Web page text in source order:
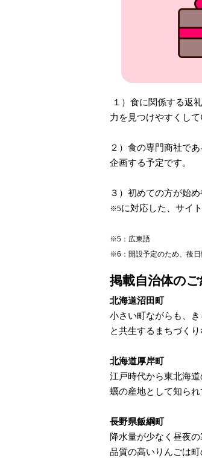
１）食に関係する返
力を見つけやすくして
２）食の専門商社で
企画する予定です。
３）初めての方が始
※5に対応した、サイ
※5：広東語
※6：開設予定のため、後日
掲載自治体のご
北海道沼田町
小さい町ながらも、
と共生するまちづく
北海道厚岸町
江戸時代から東北海
蠣の産地として知られ
長野県飯綱町
降水量が少なく昼夜
品質の高いりんごは町